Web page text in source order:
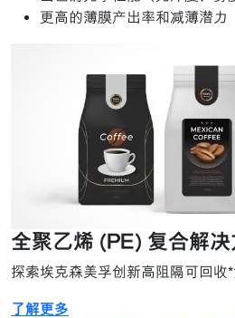
更高的薄膜产出率和减薄潜力
全聚乙烯 (PE) 复合解决
探索埃克森美孚创新高阻隔可回收*
了解更多